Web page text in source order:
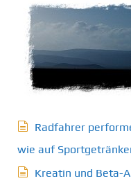
Radfahrer
wie auf
Kreatin und Beta-